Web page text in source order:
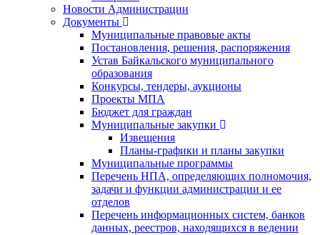
Новости Администрации
Документы
Муниципальные правовые акты
Постановления, решения, распоряжения
Устав Байкальского муниципального
образования
Конкурсы, тендеры, аукционы
Проекты МПА
Бюджет для граждан
Муниципальные закупки
Извещения
Планы-графики и планы закупки
Муниципальные программы
Перечень НПА, определяющих полномочия,
задачи и функции администрации и ее
отделов
Перечень информационных систем, банков
данных, реестров, находящихся в ведении